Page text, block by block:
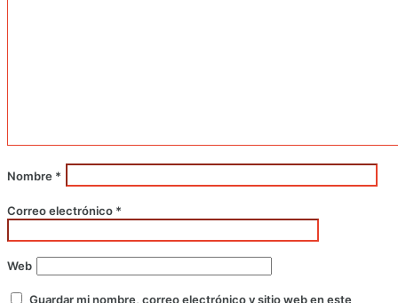
Nombre *
Correo electrónico *
Web
Guardar mi nombre, correo electrónico y sitio web en este